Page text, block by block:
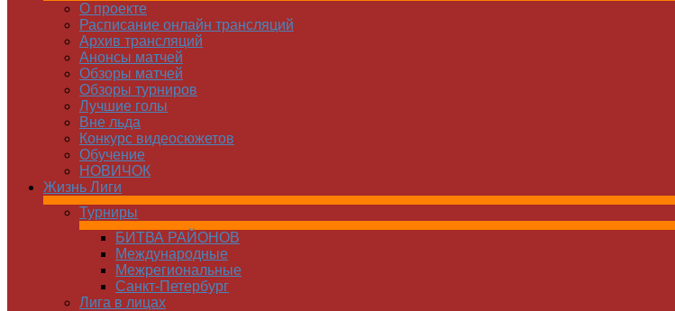
О проекте
Расписание онлайн трансляций
Архив трансляций
Анонсы матчей
Обзоры матчей
Обзоры турниров
Лучшие голы
Вне льда
Конкурс видеосюжетов
Обучение
НОВИЧОК
Жизнь Лиги
Турниры
БИТВА РАЙОНОВ
Международные
Межрегиональные
Санкт-Петербург
Лига в лицах